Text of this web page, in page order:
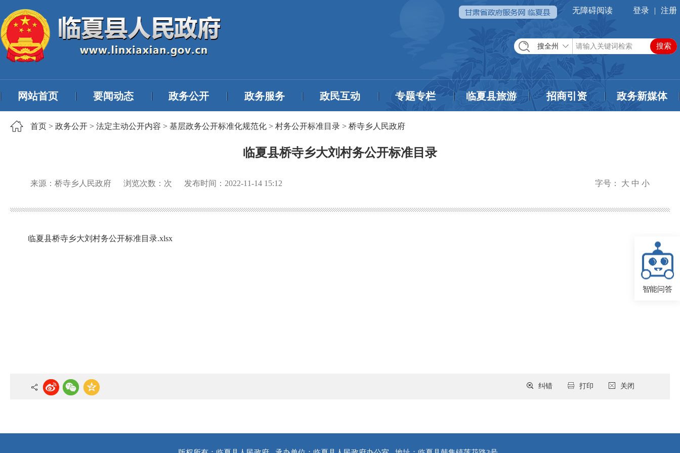
无障碍阅读 登录 | 注册
搜全州
网站首页 要闻动态 政务公开 政务服务 政民互动 专题专栏 临夏县旅游 招商引资 政务新媒体
首页 > 政务公开 > 法定主动公开内容 > 基层政务公开标准化规范化 > 村务公开标准目录 > 桥寺乡人民政府
临夏县桥寺乡大刘村务公开标准目录
来源：桥寺乡人民政府 浏览次数： 次 发布时间： 2022-11-14 15:12 字号： 大 中 小
临夏县桥寺乡大刘村务公开标准目录.xlsx
关闭
打印
纠错
智能问答